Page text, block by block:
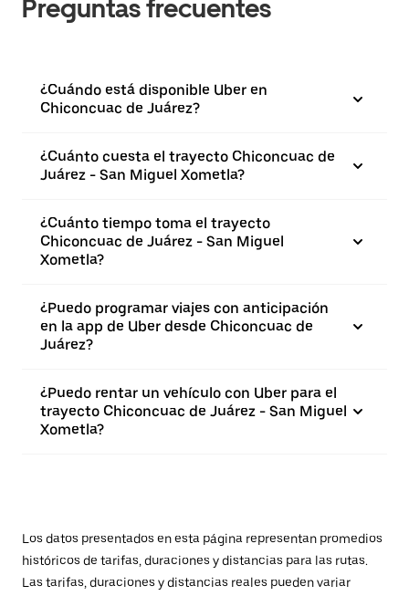
Preguntas frecuentes
¿Cuándo está disponible Uber en
Chiconcuac de Juárez?
¿Cuánto cuesta el trayecto Chiconcuac de
Juárez - San Miguel Xometla?
¿Cuánto tiempo toma el trayecto
Chiconcuac de Juárez - San Miguel
Xometla?
¿Puedo programar viajes con anticipación
en la app de Uber desde Chiconcuac de
Juárez?
¿Puedo rentar un vehículo con Uber para el
trayecto Chiconcuac de Juárez - San Miguel
Xometla?
Los datos presentados en esta página representan promedios
históricos de tarifas, duraciones y distancias para las rutas.
Las tarifas, duraciones y distancias reales pueden variar